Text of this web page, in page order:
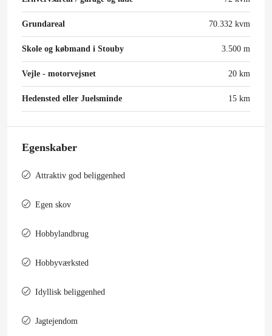
Grundareal 70.332 kvm
Skole og købmand i Stouby 3.500 m
Vejle - motorvejsnet 20 km
Hedensted eller Juelsminde 15 km
Egenskaber
Attraktiv god beliggenhed
Egen skov
Hobbylandbrug
Hobbyværksted
Idyllisk beliggenhed
Jagtejendom